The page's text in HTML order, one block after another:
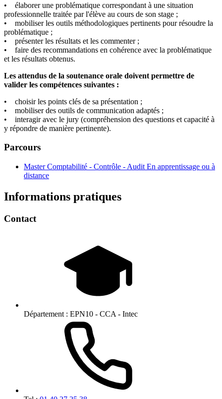
• élaborer une problématique correspondant à une situation
professionnelle traitée par l'élève au cours de son stage ;
• mobiliser les outils méthodologiques pertinents pour résoudre la
problématique ;
• présenter les résultats et les commenter ;
• faire des recommandations en cohérence avec la problématique
et les résultats obtenus.
Les attendus de la soutenance orale doivent permettre de
valider les compétences suivantes :
• choisir les points clés de sa présentation ;
• mobiliser des outils de communication adaptés ;
• interagir avec le jury (compréhension des questions et capacité à
y répondre de manière pertinente).
Parcours
Master Comptabilité - Contrôle - Audit En apprentissage ou à
distance
Informations pratiques
Contact
Département : EPN10 - CCA - Intec